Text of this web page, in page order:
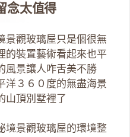
念太值得
景觀玻璃屋只是個很無
的裝置藝術看起來也平
風景讓人咋舌美不勝
洋３６０度的無盡海景
山頂別墅裡了
境景觀玻璃屋的環境整